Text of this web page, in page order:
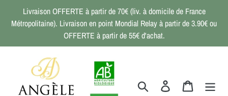
contenu
Livraison OFFERTE à partir de 70€ (liv. à domicile de France
Métropolitaine). Livraison en point Mondial Relay à partir de 3.90€ ou
OFFERTE à partir de 55€ d'achat.
RechercherSe connecter
Panier